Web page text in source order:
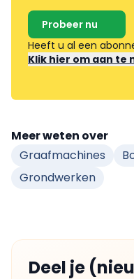
Probeer nu
Heeft u al een
Klik hier om aan te
Meer weten over
Graafmachines
Grondwerken
Deel je